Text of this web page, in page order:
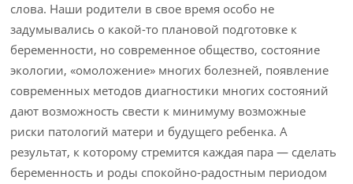
слова. Наши родители в свое время особо не
задумывались о какой-то плановой подготовке к
беременности, но современное общество, состояние
экологии, «омоложение» многих болезней, появление
современных методов диагностики многих состояний
дают возможность свести к минимуму возможные
риски патологий матери и будущего ребенка. А
результат, к которому стремится каждая пара — сделать
беременность и роды спокойно-радостным периодом